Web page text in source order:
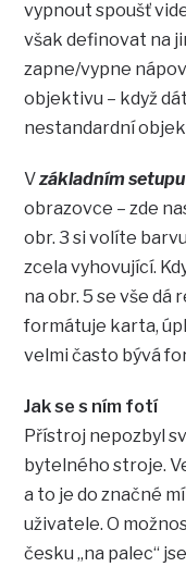
vypnout spoušť
však definovat na
zapne/vypne
objektivu – když
nestandardní
Vzákladním setupu
obrazovce – zde
obr. 3 si volíte
zcela vyhovující.
na obr. 5 se vše dá
formátuje karta,
velmi často bývá
Jak se s ním fotí
Přístroj nepozbyl
bytelného stroje.
a to je do značné
uživatele. O
česku „na palec“